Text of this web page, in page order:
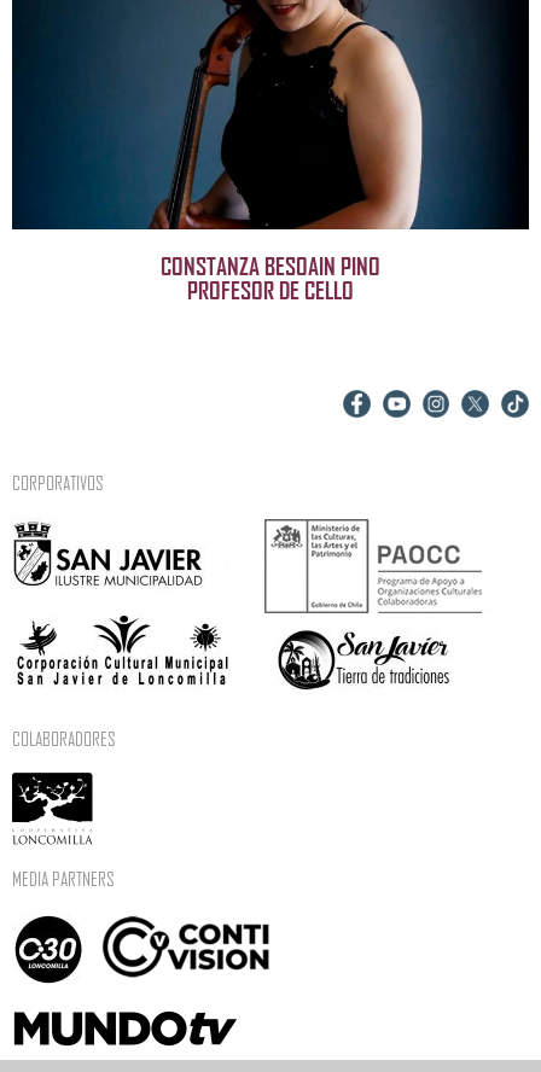
CONSTANZA BESOAIN PINO
PROFESOR DE CELLO
CORPORATIVOS
COLABORADORES
MEDIA PARTNERS